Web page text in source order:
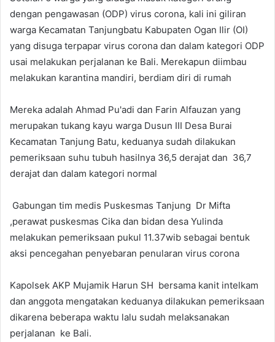
dengan pengawasan (ODP) virus corona, kali ini giliran
warga Kecamatan Tanjungbatu Kabupaten Ogan Ilir (OI)
yang disuga terpapar virus corona dan dalam kategori ODP
usai melakukan perjalanan ke Bali. Merekapun diimbau
melakukan karantina mandiri, berdiam diri di rumah
Mereka adalah Ahmad Pu'adi dan Farin Alfauzan yang
merupakan tukang kayu warga Dusun III Desa Burai
Kecamatan Tanjung Batu, keduanya sudah dilakukan
pemeriksaan suhu tubuh hasilnya 36,5 derajat dan 36,7
derajat dan dalam kategori normal
Gabungan tim medis Puskesmas Tanjung Dr Mifta
,perawat puskesmas Cika dan bidan desa Yulinda
melakukan pemeriksaan pukul 11.37wib sebagai bentuk
aksi pencegahan penyebaran penularan virus corona
Kapolsek AKP Mujamik Harun SH bersama kanit intelkam
dan anggota mengatakan keduanya dilakukan pemeriksaan
dikarena beberapa waktu lalu sudah melaksanakan
perjalanan ke Bali.